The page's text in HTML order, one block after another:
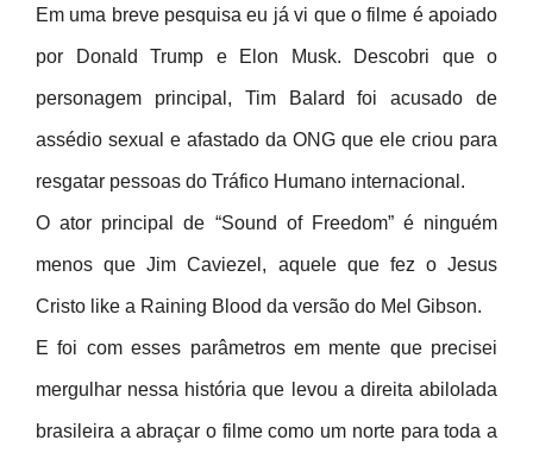
Em uma breve pesquisa eu já vi que o filme é apoiado
por Donald Trump e Elon Musk. Descobri que o
personagem principal, Tim Balard foi acusado de
assédio sexual e afastado da ONG que ele criou para
resgatar pessoas do Tráfico Humano internacional.
O ator principal de “Sound of Freedom” é ninguém
menos que Jim Caviezel, aquele que fez o Jesus
Cristo like a Raining Blood da versão do Mel Gibson.
E foi com esses parâmetros em mente que precisei
mergulhar nessa história que levou a direita abilolada
brasileira a abraçar o filme como um norte para toda a